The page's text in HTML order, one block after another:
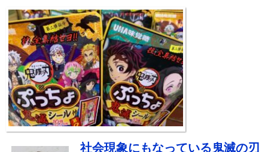
社会現象にもなっている鬼滅の刃